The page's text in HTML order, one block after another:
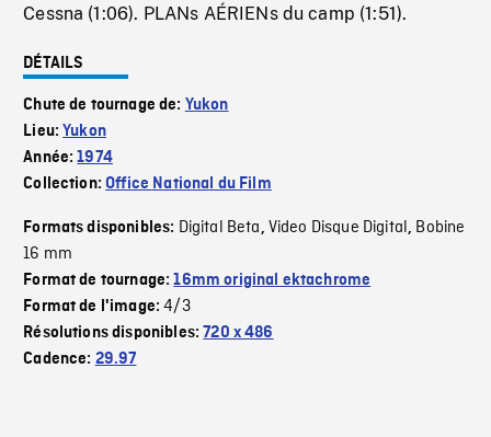
Cessna (1:06). PLANs AÉRIENs du camp (1:51).
DÉTAILS
Chute de tournage de: Yukon
Lieu:Yukon
Année:1974
Collection:Office National du Film
Formats disponibles: Digital Beta, Video Disque Digital, Bobine
16 mm
Format de tournage:16mm original ektachrome
Format de l'image:4/3
Résolutions disponibles:720 x 486
Cadence: 29.97